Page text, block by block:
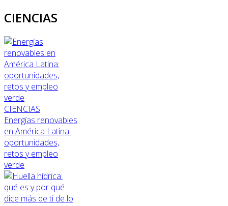
CIENCIAS
CIENCIAS
Energías renovables
en América Latina:
oportunidades,
retos y empleo
verde